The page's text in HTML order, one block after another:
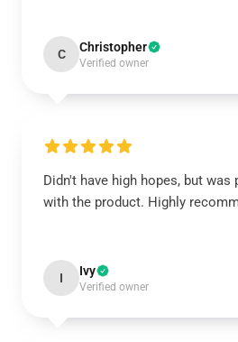
C Christopher
Verified owner
Didn't have high hopes, but was
with the product. Highly
I Ivy
Verified owner